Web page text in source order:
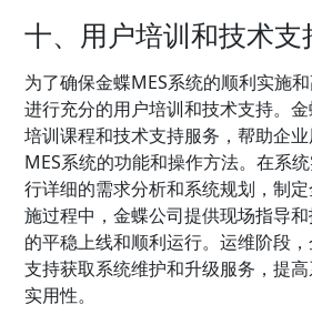
十、用户培训和技术支
为了确保金蝶MES系统的顺利实施
进行充分的用户培训和技术支持。
培训课程和技术支持服务，帮助企
MES系统的功能和操作方法。在系
行详细的需求分析和系统规划，制
施过程中，金蝶公司提供现场指导
的平稳上线和顺利运行。运维阶段
支持获取系统维护和升级服务，提
实用性。